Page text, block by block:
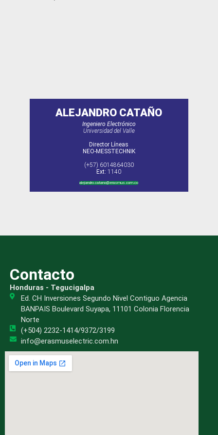
ALEJANDRO CATAÑO
Ingeniero Electrónico
Universidad del Valle
Director Líneas
NEO-MESSTECHNIK
(+57) 6014864030
Ext: 1140
alejandro.catano@erasmus.com.co
Contacto
Honduras - Tegucigalpa
Ed. CH Inversiones Segundo Nivel Contiguo Agencia
BANPAIS Boulevard Suyapa, 11101 Colonia Florencia
Norte
(+504) 2232-1414/9372/3199
info@erasmuselectric.com.hn